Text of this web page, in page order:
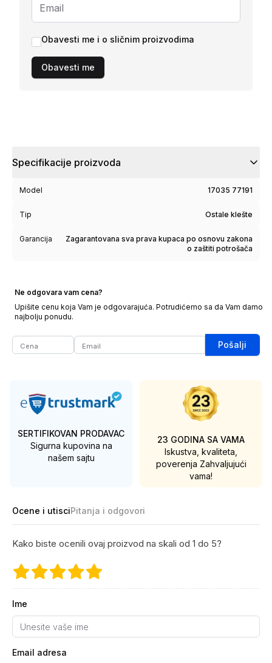
Obavesti me i o sličnim proizvodima
Obavesti me
Specifikacije proizvoda
Model 17035 77191
Tip Ostale klešte
Garancija
Zagarantovana sva prava kupaca po osnovu zakona
o zaštiti potrošača
Ne odgovara vam cena?
Upišite cenu koja Vam je odgovarajuća. Potrudićemo sa da Vam damo
najbolju ponudu.
Pošalji
SERTIFIKOVAN PRODAVAC
Sigurna kupovina na
našem sajtu
23 GODINA SA VAMA
Iskustva, kvaliteta,
poverenja Zahvaljujući
vama!
Ocene i utisciPitanja i odgovori
Kako biste ocenili ovaj proizvod na skali od 1 do 5?
Ime
Email adresa